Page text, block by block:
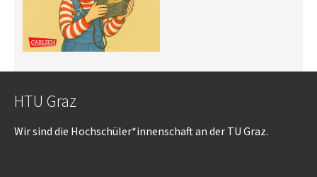
HTU Graz
Wir sind die Hochschüler*innenschaft an der TU Graz.